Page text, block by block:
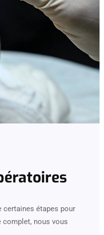
certaines étapes pour
complet, nous vous